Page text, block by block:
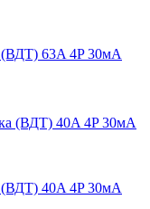
(ВДТ) 63A 4P 30мА
(ВДТ) 40A 4P 30мА